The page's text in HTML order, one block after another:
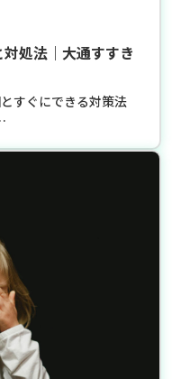
処法｜大通すすき
すぐにできる対策法